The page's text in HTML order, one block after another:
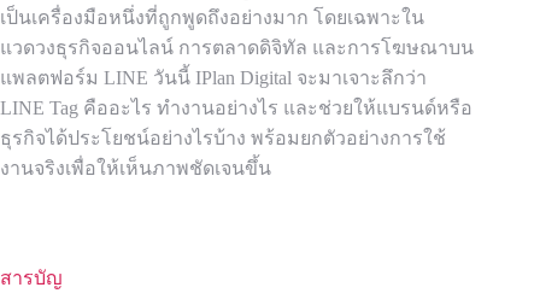
เป็นเครื่องมือหนึ่งที่ถูกพูดถึงอย่างมาก โดยเฉพาะใน
แวดวงธุรกิจออนไลน์ การตลาดดิจิทัล และการโฆษณาบน
แพลตฟอร์ม LINE วันนี้ IPlan Digital จะมาเจาะลึกว่า
LINE Tag คืออะไร ทำงานอย่างไร และช่วยให้แบรนด์หรือ
ธุรกิจได้ประโยชน์อย่างไรบ้าง พร้อมยกตัวอย่างการใช้
งานจริงเพื่อให้เห็นภาพชัดเจนขึ้น
สารบัญ